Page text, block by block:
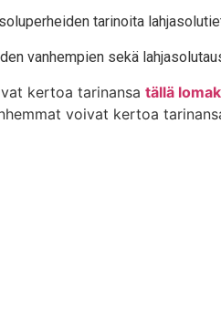
tari­noi­ta
van­hem­pien sekä
ker­toa tari­nan­sa täl­lä
voi­vat ker­toa